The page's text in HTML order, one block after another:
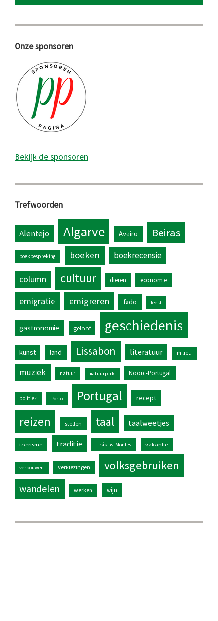
Onze sponsoren
Bekijk de sponsoren
Trefwoorden
Alentejo Algarve Aveiro Beiras
boekbespreking boeken boekrecensie
column cultuur dieren economie
emigratie emigreren fado feest
gastronomie geloof geschiedenis
kunst land Lissabon literatuur milieu
muziek natuur natuurpark Noord-Portugal
politiek Porto Portugal recept
reizen steden taal taalweetjes
toerisme traditie Trás-os-Montes vakantie
verbouwen Verkiezingen volksgebruiken
wandelen werken wijn